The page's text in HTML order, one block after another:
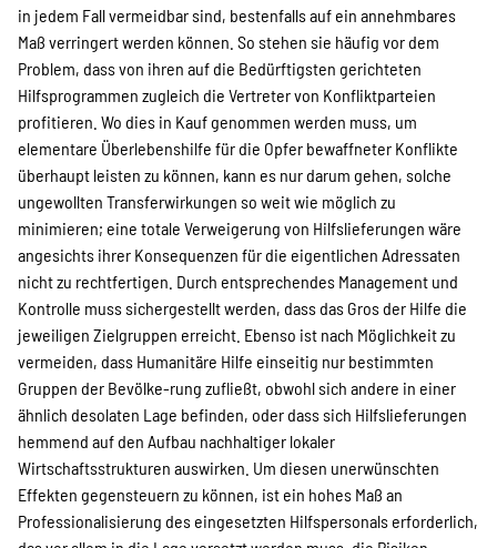
in jedem Fall vermeidbar sind, bestenfalls auf ein annehmbares
Maß verringert werden können. So stehen sie häufig vor dem
Problem, dass von ihren auf die Bedürftigsten gerichteten
Hilfsprogrammen zugleich die Vertreter von Konfliktparteien
profitieren. Wo dies in Kauf genommen werden muss, um
elementare Überlebenshilfe für die Opfer bewaffneter Konflikte
überhaupt leisten zu können, kann es nur darum gehen, solche
ungewollten Transferwirkungen so weit wie möglich zu
minimieren; eine totale Verweigerung von Hilfslieferungen wäre
angesichts ihrer Konsequenzen für die eigentlichen Adressaten
nicht zu rechtfertigen. Durch entsprechendes Management und
Kontrolle muss sichergestellt werden, dass das Gros der Hilfe die
jeweiligen Zielgruppen erreicht. Ebenso ist nach Möglichkeit zu
vermeiden, dass Humanitäre Hilfe einseitig nur bestimmten
Gruppen der Bevölke-rung zufließt, obwohl sich andere in einer
ähnlich desolaten Lage befinden, oder dass sich Hilfslieferungen
hemmend auf den Aufbau nachhaltiger lokaler
Wirtschaftsstrukturen auswirken. Um diesen unerwünschten
Effekten gegensteuern zu können, ist ein hohes Maß an
Professionalisierung des eingesetzten Hilfspersonals erforderlich,